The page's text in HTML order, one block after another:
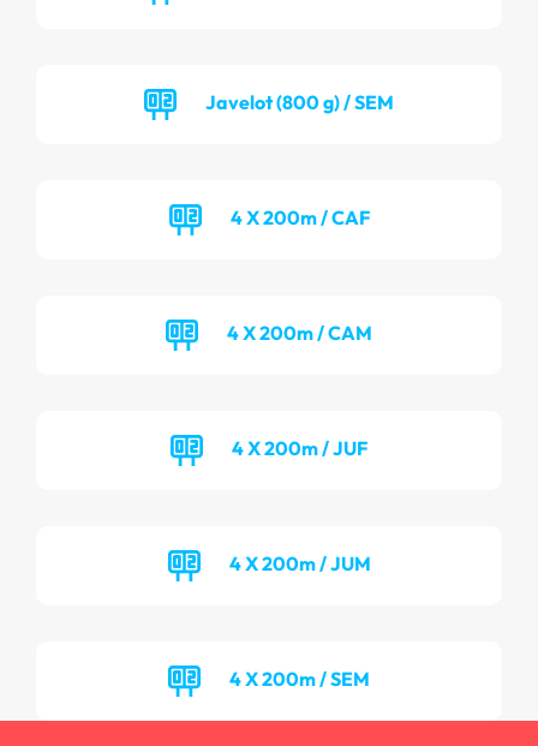
Javelot (800 g) / SEM
4 X 200m / CAF
4 X 200m / CAM
4 X 200m / JUF
4 X 200m / JUM
4 X 200m / SEM